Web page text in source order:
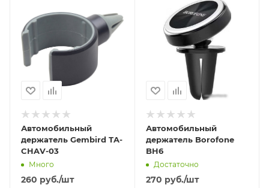
18.08.2026
В наличии в пункте
самовывоза
Нет
Автомобильный
держатель Gembird TA-
CHAV-03
Много
260 руб./шт
18.08.2026
В наличии в пункте
самовывоза
Автомобильный
держатель Borofone
BH6
Достаточно
270 руб./шт